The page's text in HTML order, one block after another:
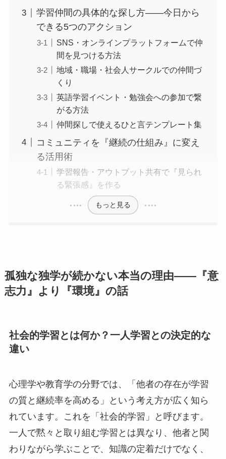
学習仲間の具体的な探し方——今日から
できる5つのアクション
SNS・オンラインプラットフォームで仲
間を見つける方法
地域・職場・社会人サークルでの仲間づ
くり
英語学習イベント・勉強会への参加で繋
がる方法
仲間探しで使えるひと言テンプレート集
コミュニティを『継続の仕組み』に変え
る活用術
学習報告・アウトプット共有で『見られ
る緊張感』を作る
もっと見る
孤独な独学が続かない本当の理由——『意
志力』より『環境』の話
社会的学習とは何か？一人学習との決定的な
違い
心理学や教育学の分野では、「他者の存在が学習
の質と継続率を高める」という考え方が広く知ら
れています。これを「社会的学習」と呼びます。
一人で黙々と取り組む学習とは異なり、他者と関
わりながら学ぶことで、知識の定着だけでなく、